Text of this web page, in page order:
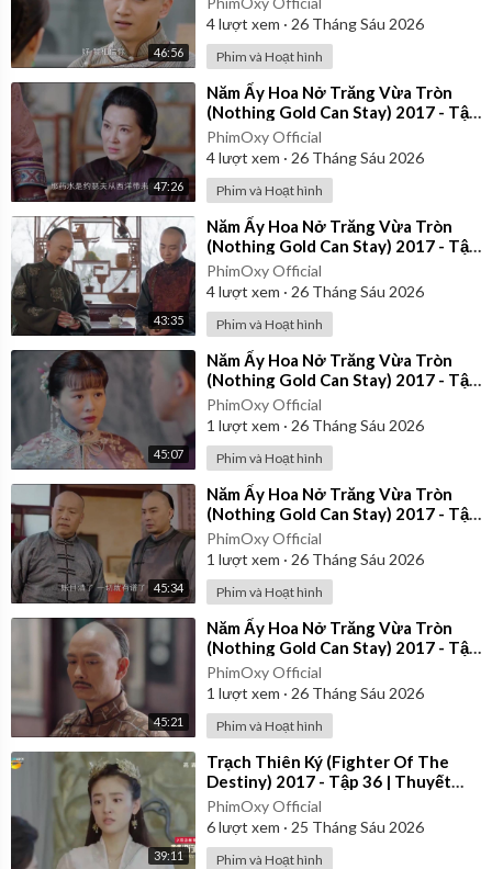
46:56
4lượt xem · 26 Tháng Sáu 2026
Phim và Hoạt hình
47:26
⁣Năm Ấy Hoa Nở Trăng Vừa Tròn
(Nothing Gold Can Stay) 2017 - Tập
21 | Thuyết Minh
PhimOxy Official
4lượt xem · 26 Tháng Sáu 2026
Phim và Hoạt hình
43:35
⁣Năm Ấy Hoa Nở Trăng Vừa Tròn
(Nothing Gold Can Stay) 2017 - Tập
26 | Thuyết Minh
PhimOxy Official
4lượt xem · 26 Tháng Sáu 2026
Phim và Hoạt hình
45:07
⁣Năm Ấy Hoa Nở Trăng Vừa Tròn
(Nothing Gold Can Stay) 2017 - Tập
35 | Thuyết Minh
PhimOxy Official
1 lượt xem · 26 Tháng Sáu 2026
Phim và Hoạt hình
45:34
⁣Năm Ấy Hoa Nở Trăng Vừa Tròn
(Nothing Gold Can Stay) 2017 - Tập
24 | Thuyết Minh
PhimOxy Official
1 lượt xem · 26 Tháng Sáu 2026
Phim và Hoạt hình
45:21
⁣Năm Ấy Hoa Nở Trăng Vừa Tròn
(Nothing Gold Can Stay) 2017 - Tập
39 | Thuyết Minh
PhimOxy Official
1 lượt xem · 26 Tháng Sáu 2026
Phim và Hoạt hình
39:11
⁣Trạch Thiên Ký (Fighter Of The
Destiny) 2017 - Tập 36 | Thuyết
Minh
PhimOxy Official
6lượt xem · 25 Tháng Sáu 2026
Phim và Hoạt hình